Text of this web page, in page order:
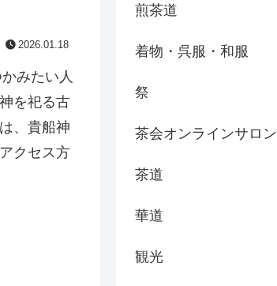
2026.01.18
みたい人
を祀る古
、貴船神
クセス方
煎茶道
着物・呉服・和服
祭
茶会オンラインサロン
茶道
華道
観光